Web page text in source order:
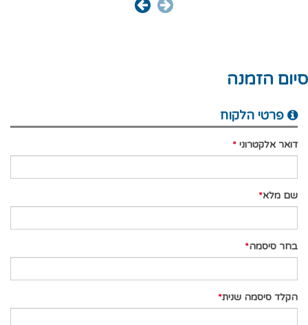
סיום הזמנה
פרטי הלקוח
דואר אלקטרוני
שם מלא
בחר סיסמה
הקלד סיסמה שנית